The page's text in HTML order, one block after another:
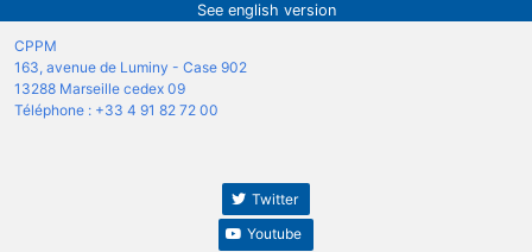
See english version
CPPM
163, avenue de Luminy - Case 902
13288 Marseille cedex 09
Téléphone : +33 4 91 82 72 00
Twitter
Youtube